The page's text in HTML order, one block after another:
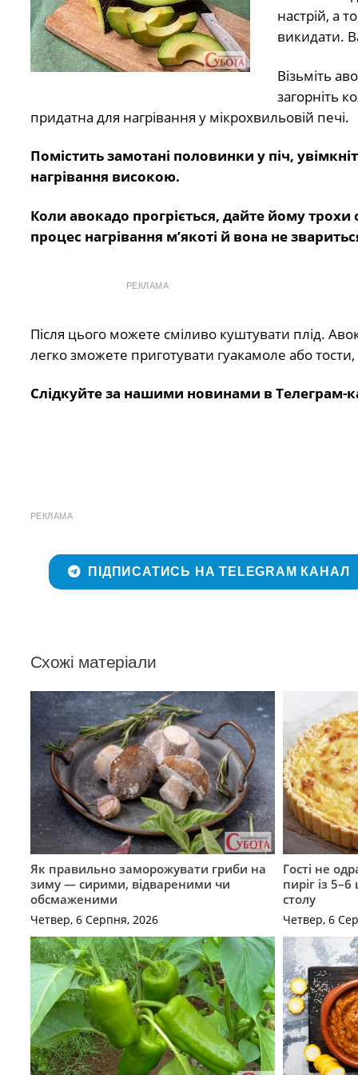
настрій, а
викидати.
Візьміть
загорніть
придатна для нагрівання у мікрохвильовій печі.
Помістить замотані половинки у піч,
нагрівання високою.
Коли авокадо прогріється, дайте йому
процес нагрівання м’якоті й вона не
РЕКЛАМА
Після цього можете сміливо куштувати плід.
легко зможете приготувати гуакамоле або
Слідкуйте за нашими новинами в Телеграм-
РЕКЛАМА
ПІДПИСАТИСЬ НА TELEGRAM КАНАЛ
Схожі матеріали
Як правильно заморожувати гриби на
зиму — сирими, відвареними чи
обсмаженими
Четвер, 6 Серпня, 2026
Гості не
пиріг із
столу
Четвер, 6